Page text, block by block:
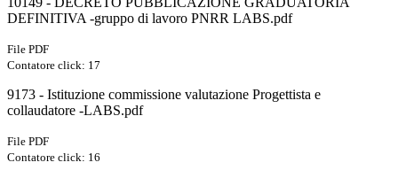
DEFINITIVA -gruppo di lavoro PNRR LABS.pdf
File PDF
Contatore click: 17
9173 - Istituzione commissione valutazione Progettista e
collaudatore -LABS.pdf
File PDF
Contatore click: 16